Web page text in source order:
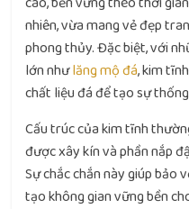
nhiên, vừa mang vẻ đẹp
phong thủy. Đặc biệt, với
lớn nhưlăng mộ đá, kim
chất liệu đá để tạo sự
Cấu trúc của kim tĩnh
được xây kín và phần nắp
Sự chắc chắn này giúp bảo
tạo không gian vững bền